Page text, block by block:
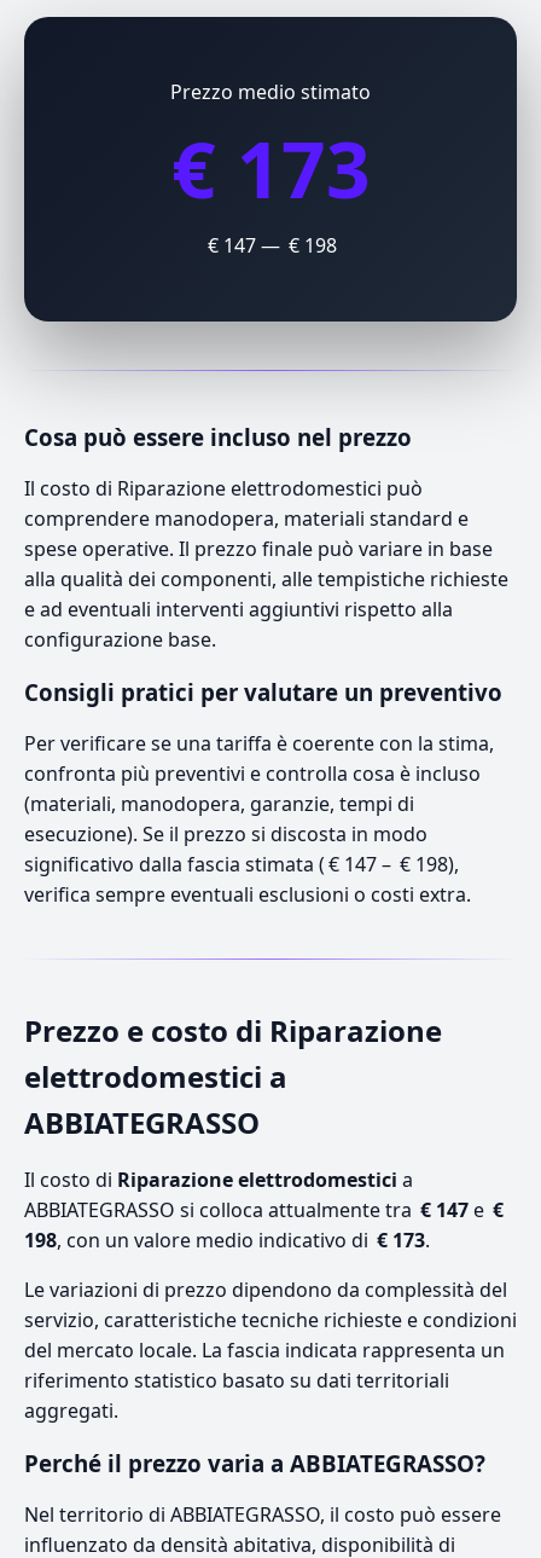
Prezzo medio stimato
€ 173
€ 147 — € 198
Cosa può essere incluso nel prezzo
Il costo di Riparazione elettrodomestici può
comprendere manodopera, materiali standard e
spese operative. Il prezzo finale può variare in base
alla qualità dei componenti, alle tempistiche richieste
e ad eventuali interventi aggiuntivi rispetto alla
configurazione base.
Consigli pratici per valutare un preventivo
Per verificare se una tariffa è coerente con la stima,
confronta più preventivi e controlla cosa è incluso
(materiali, manodopera, garanzie, tempi di
esecuzione). Se il prezzo si discosta in modo
significativo dalla fascia stimata ( € 147 – € 198),
verifica sempre eventuali esclusioni o costi extra.
Prezzo e costo di Riparazione
elettrodomestici a
ABBIATEGRASSO
Il costo di Riparazione elettrodomestici a
ABBIATEGRASSO si colloca attualmente tra € 147e €
198, con un valore medio indicativo di € 173.
Le variazioni di prezzo dipendono da complessità del
servizio, caratteristiche tecniche richieste e condizioni
del mercato locale. La fascia indicata rappresenta un
riferimento statistico basato su dati territoriali
aggregati.
Perché il prezzo varia a ABBIATEGRASSO?
Nel territorio di ABBIATEGRASSO, il costo può essere
influenzato da densità abitativa, disponibilità di